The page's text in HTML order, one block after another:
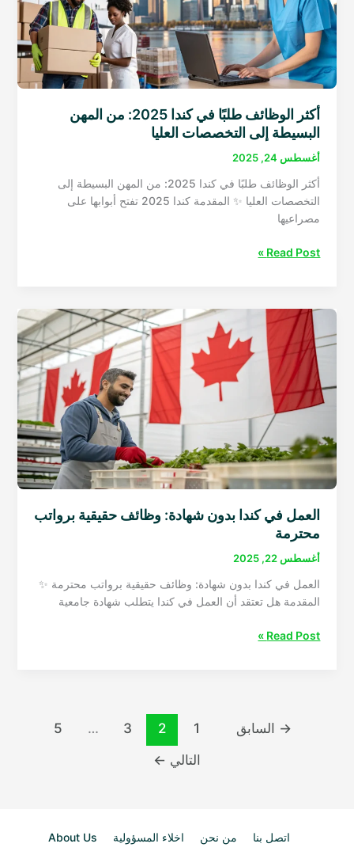
كندا
أكثر الوظائف طلبًا في كندا 2025: من المهن
البسيطة إلى التخصصات العليا
أغسطس 24, 2025
أكثر الوظائف طلبًا في كندا 2025: من المهن البسيطة إلى
التخصصات العليا ✨ المقدمة كندا 2025 تفتح أبوابها على
مصراعيها
أكثر
كندا
2025:
من
المهن
البسيطة
إلى
التخصصات
العليا
Read Post »
العمل في كندا بدون شهادة: وظائف حقيقية برواتب
محترمة
أغسطس 22, 2025
العمل في كندا بدون شهادة: وظائف حقيقية برواتب محترمة ✨
المقدمة هل تعتقد أن العمل في كندا يتطلب شهادة جامعية
العمل
Read Post »
→ السابق 1
2
3
…
5
التالي ←
اتصل بنا من نحن اخلاء المسؤولية About Us